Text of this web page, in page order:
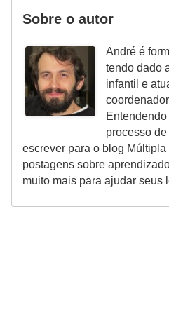
Sobre o autor
André é
tendo dado
infantil e
processo
escrever para o blog
postagens sobre
muito mais para ajudar seus